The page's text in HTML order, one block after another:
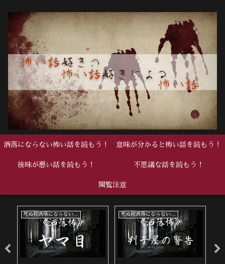
洒落にならない怖い話を読もう！ 意味が分かると怖い話を読もう！
後味が悪い話を読もう！ 不思議な話を読もう！
閲覧注意
死ぬ程洒落にならない怖い話 死ぬ程洒落にならない怖い話